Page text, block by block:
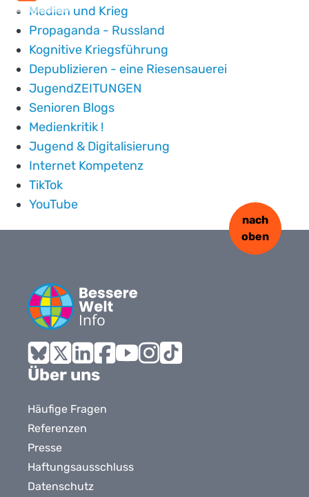
Medien und Krieg
Propaganda - Russland
Kognitive Kriegsführung
Depublizieren - eine Riesensauerei
JugendZEITUNGEN
Senioren Blogs
Medienkritik !
Jugend & Digitalisierung
Internet Kompetenz
TikTok
YouTube
Bluesky
X LinkedInFacebook
nach
oben
Über uns
Häufige Fragen
Referenzen
Presse
Haftungsausschluss
Datenschutz